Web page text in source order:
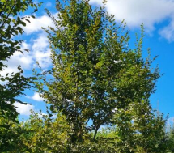
Deze
optie
kan
gekozen
worden
op
de
productpagina